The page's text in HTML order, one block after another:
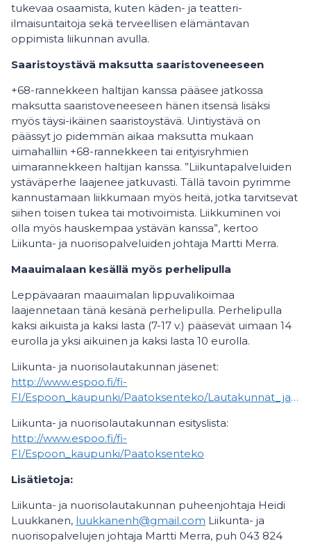
tukevaa osaamista, kuten käden- ja teatteri-
ilmaisuntaitoja sekä terveellisen elämäntavan
oppimista liikunnan avulla.
Saaristoystävä maksutta saaristoveneeseen
+68-rannekkeen haltijan kanssa pääsee jatkossa
maksutta saaristoveneeseen hänen itsensä lisäksi
myös täysi-ikäinen saaristoystävä. Uintiystävä on
päässyt jo pidemmän aikaa maksutta mukaan
uimahalliin +68-rannekkeen tai erityisryhmien
uimarannekkeen haltijan kanssa. ”Liikuntapalveluiden
ystäväperhe laajenee jatkuvasti. Tällä tavoin pyrimme
kannustamaan liikkumaan myös heitä, jotka tarvitsevat
siihen toisen tukea tai motivoimista. Liikkuminen voi
olla myös hauskempaa ystävän kanssa”, kertoo
Liikunta- ja nuorisopalveluiden johtaja Martti Merra.
Maauimalaan kesällä myös perhelipulla
Leppävaaran maauimalan lippuvalikoimaa
laajennetaan tänä kesänä perhelipulla. Perhelipulla
kaksi aikuista ja kaksi lasta (7-17 v.) pääsevät uimaan 14
eurolla ja yksi aikuinen ja kaksi lasta 10 eurolla.
Liikunta- ja nuorisolautakunnan jäsenet:
http://www.espoo.fi/fi-
FI/Espoon_kaupunki/Paatoksenteko/Lautakunnat_ja_johtokunnat/Liikunta_ja_nuorisolautakunta/Jasenet
Liikunta- ja nuorisolautakunnan esityslista:
http://www.espoo.fi/fi-
FI/Espoon_kaupunki/Paatoksenteko
Lisätietoja:
Liikunta- ja nuorisolautakunnan puheenjohtaja Heidi
Luukkanen, luukkanenh@gmail.com Liikunta- ja
nuorisopalvelujen johtaja Martti Merra, puh 043 824